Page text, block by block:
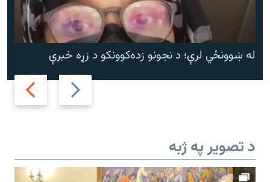
Previous
slide
Next
slide
له ښوونځي لرې؛ د نجونو زده‌کوونکو د زړه خبرې
د تصویر په ژبه